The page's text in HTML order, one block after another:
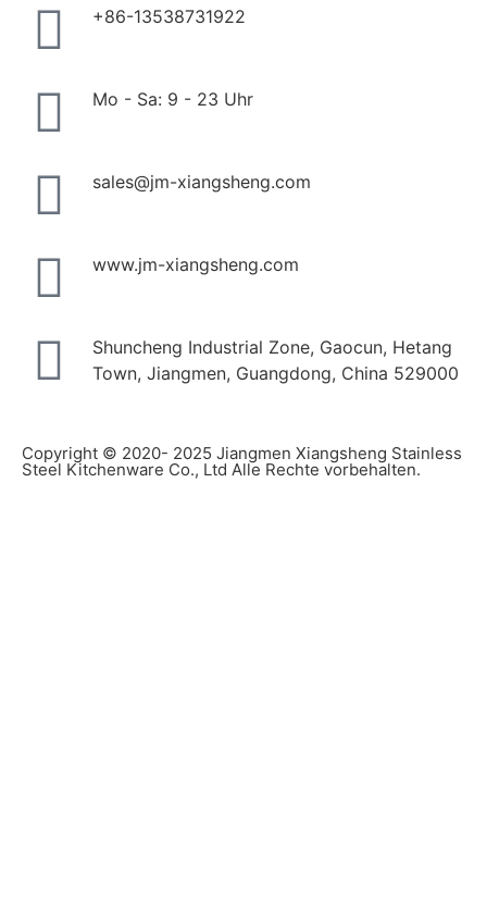
+86-13538731922
Mo - Sa: 9 - 23 Uhr
sales@jm-xiangsheng.com
www.jm-xiangsheng.com
Shuncheng Industrial Zone, Gaocun, Hetang
Town, Jiangmen, Guangdong, China 529000
Copyright © 2020- 2025 Jiangmen Xiangsheng Stainless
Steel Kitchenware Co., Ltd Alle Rechte vorbehalten.